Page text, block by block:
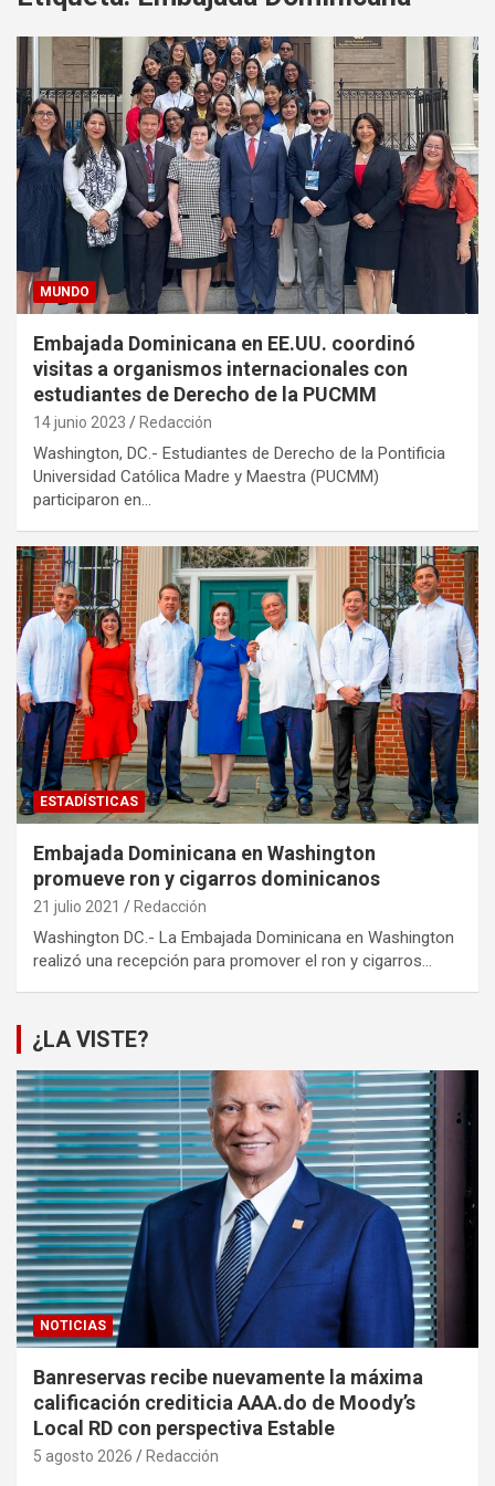
MUNDO
Embajada Dominicana en EE.UU. coordinó
visitas a organismos internacionales con
estudiantes de Derecho de la PUCMM
14 junio 2023 Redacción
Washington, DC.- Estudiantes de Derecho de la Pontificia
Universidad Católica Madre y Maestra (PUCMM)
participaron en…
ESTADÍSTICAS
Embajada Dominicana en Washington
promueve ron y cigarros dominicanos
21 julio 2021 Redacción
Washington DC.- La Embajada Dominicana en Washington
realizó una recepción para promover el ron y cigarros…
¿LA VISTE?
NOTICIAS
Banreservas recibe nuevamente la máxima
calificación crediticia AAA.do de Moody’s
Local RD con perspectiva Estable
5 agosto 2026 Redacción